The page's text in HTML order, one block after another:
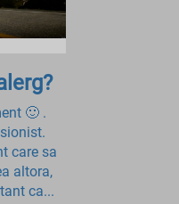
🙂 .
care sa
altora,
ca...